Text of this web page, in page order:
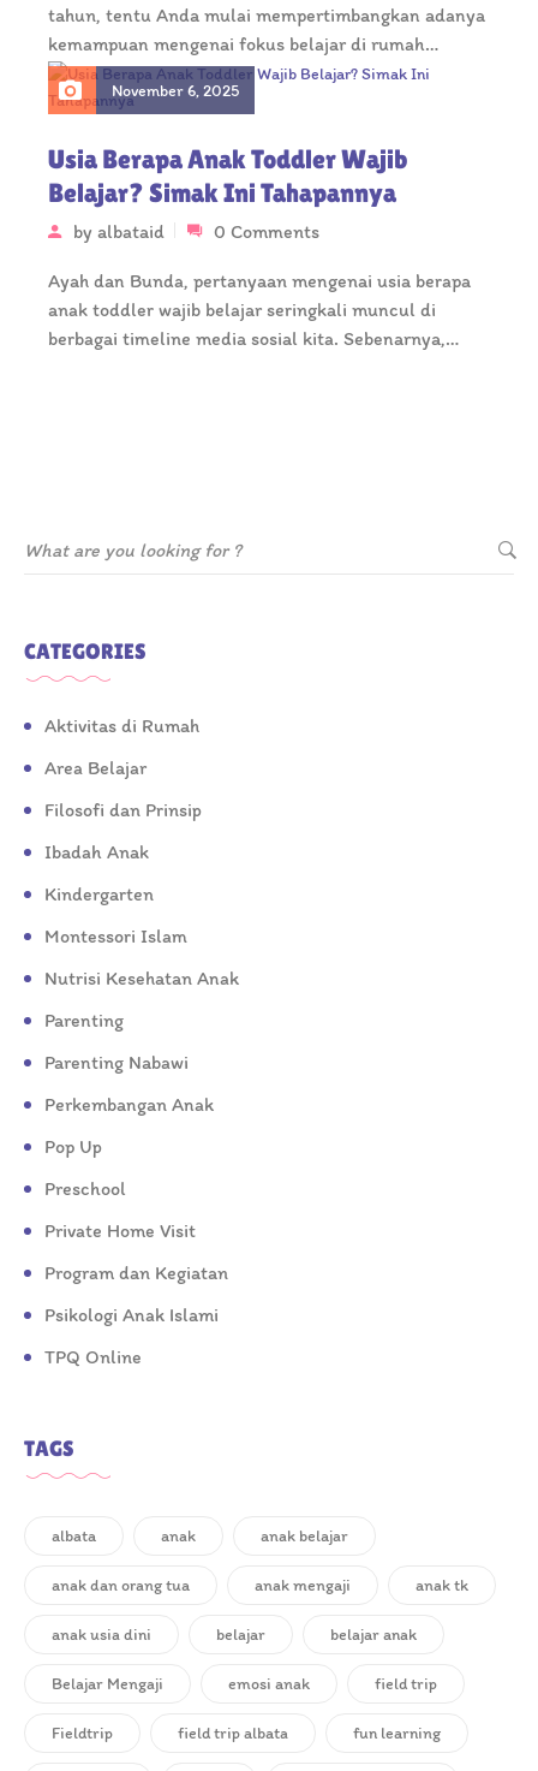
tahun, tentu Anda mulai mempertimbangkan adanya
kemampuan mengenai fokus belajar di rumah…
November 6, 2025
Usia Berapa Anak Toddler Wajib
Belajar? Simak Ini Tahapannya
by albataid 0 Comments
Ayah dan Bunda, pertanyaan mengenai usia berapa
anak toddler wajib belajar seringkali muncul di
berbagai timeline media sosial kita. Sebenarnya,…
CATEGORIES
Aktivitas di Rumah
Area Belajar
Filosofi dan Prinsip
Ibadah Anak
Kindergarten
Montessori Islam
Nutrisi Kesehatan Anak
Parenting
Parenting Nabawi
Perkembangan Anak
Pop Up
Preschool
Private Home Visit
Program dan Kegiatan
Psikologi Anak Islami
TPQ Online
TAGS
albata anak anak belajar
anak dan orang tua anak mengaji anak tk
anak usia dini belajar belajar anak
Belajar Mengaji emosi anak field trip
Fieldtrip field trip albata fun learning